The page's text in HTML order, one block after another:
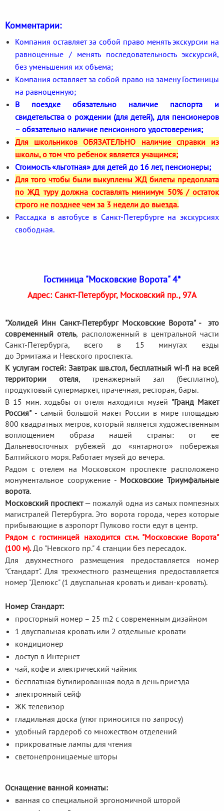
Комментарии:
Компания оставляет за собой право менять экскурсии на
равноценные / менять последовательность экскурсий,
без уменьшения их объема;
Компания оставляет за собой право на замену Гостиницы
на равноценную;
В поездке обязательно наличие паспорта и
свидетельства о рождении (для детей), для пенсионеров
– обязательно наличие пенсионного удостоверения;
Для школьников ОБЯЗАТЕЛЬНО наличие справки из
школы, о том что ребенок является учащимся;
Стоимость «льготная» для детей до 16 лет, пенсионеры;
Для того чтобы были выкуплены ЖД билеты предоплата
по ЖД туру должна составлять минимум 50% / остаток
строго не позднее чем за 3 недели до выезда.
Рассадка в автобусе в Санкт-Петербурге на экскурсиях
свободная.
Гостиница "Московские Ворота" 4*
Адрес: Санкт-Петербург, Московский пр., 97А
"Холидей Инн Санкт-Петербург Московские Ворота" - это
современный отель, расположенный в центральной части
Санкт-Петербурга, всего в 15 минутах езды
до Эрмитажа и Невского проспекта.
К услугам гостей: Завтрак шв.стол, бесплатный wi-fi на всей
территории отеля, тренажерный зал (бесплатно),
продуктовый супермаркет, прачечная, ресторан, бары.
В 15 мин. ходьбы от отеля находится музей "Гранд Макет
Россия"- самый большой макет России в мире площадью
800 квадратных метров, который является художественным
воплощением образа нашей страны: от ее
Дальневосточных рубежей до «янтарного» побережья
Балтийского моря. Работает музей до вечера.
Радом с отелем на Московском проспекте расположено
монументальное сооружение - Московские Триумфальные
ворота.
Московский проспект— пожалуй одна из самых помпезных
магистралей Петербурга. Это ворота города, через которые
прибывающие в аэропорт Пулково гости едут в центр.
Рядом с гостиницей находится ст.м. "Московские Ворота"
(100 м).До "Невского пр." 4 станции без пересадок.
Для двухместного размещения предоставляется номер
"Стандарт". Для трехместного размещения предоставляется
номер "Делюкс" (1 двуспальная кровать и диван-кровать).
Номер Стандарт:
просторный номер – 25 m2 с современным дизайном
1 двуспальная кровать или 2 отдельные кровати
кондиционер
доступ в Интернет
чай, кофе и электрический чайник
бесплатная бутилированная вода в день приезда
электронный cейф
ЖК телевизор
гладильная доска (утюг приносится по запросу)
удобный гардероб со множеством отделений
прикроватные лампы для чтения
светонепроницаемые шторы
Оснащение ванной комнаты:
ванная со специальной эргономичной шторой